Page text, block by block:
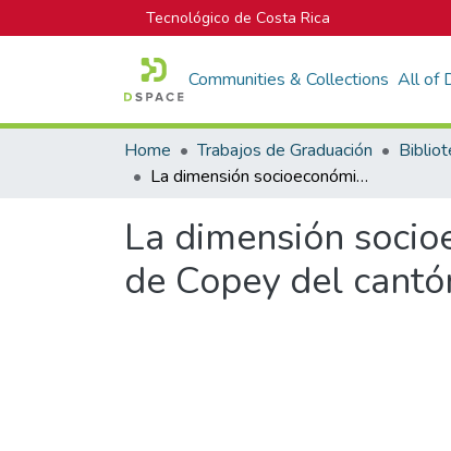
Tecnológico de Costa Rica
Communities & Collections All of
Home Trabajos de Graduación
La dimensión socioeconómica del desarrollo turístico, en la comunidad de Copey del cantón de Dota, San José en el II semestre del 2020
La dimensión
de Copey del